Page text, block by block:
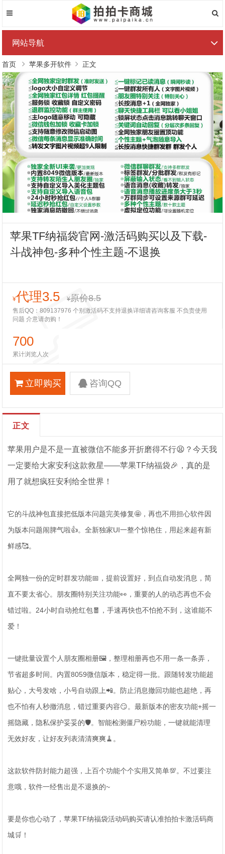
网站导航
首页 苹果多开软件 正文
苹果TF纳福袋官网-激活码购买以及下载-
斗战神包-多种个性主题-不退换
¥代理3.5 ¥原价8.5
售后QQ：809137976 个别激活码不支持退换详细请咨询客服 不负责使用
问题 介意请勿购！
700
累计浏览人次
立即购买 咨询QQ
正文
苹果用户是不是一直被微信不能多开折磨得不行😫？今天我
一定要给大家安利这款救星——苹果TF纳福袋🎉，真的是
用了就想疯狂安利给全世界！
它的斗战神包直接把低版本问题完美修复🤩，再也不用担心软件因
为版本问题闹脾气啦👍。全新独家UI一整个惊艳住，用起来超有新
鲜感🥰。
全网独一份的定时群发功能📅，提前设置好，到点自动发消息，简
直不要太省心。朋友圈特别关注功能👀，重要的人的动态再也不会
错过啦。24小时自动抢红包🧧，手速再快也不怕抢不到，这谁能不
爱！
一键批量设置个人朋友圈相册🖼️，整理相册再也不用一条一条弄，
节省超多时间。内置8059微信版本，稳定得一批。跟随转发功能超
贴心，大号发啥，小号自动跟上📲。防止消息撤回功能也超绝，再
也不怕有人秒撤消息，错过重要内容😏。最新版本的密友功能+摇一
摇隐藏，隐私保护妥妥的🛡️。智能检测僵尸粉功能，一键就能清理
无效好友，让好友列表清清爽爽🧹。
这款软件防封能力超强，上百个功能个个实用又简单💯。不过要注
意哦，软件一经售出是不退换的~
要是你也心动了，苹果TF纳福袋活动码购买请认准拍拍卡激活码商
城🛒！